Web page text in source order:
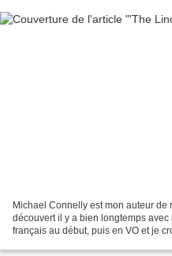
Michael Connelly est mon auteur
découvert il y a bien longtemps
français au début, puis en VO et je